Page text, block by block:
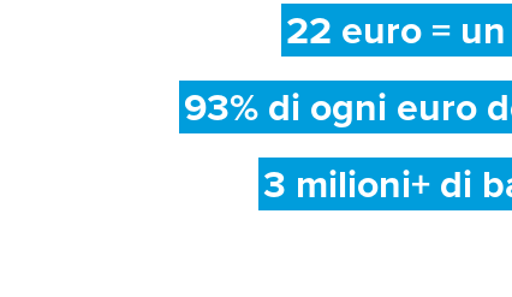
22 euro =
93% di ogni euro
3 milioni+ di